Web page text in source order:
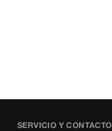
SERVICIO Y CONTACTO